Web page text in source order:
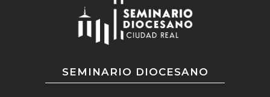
SEMINARIO DIOCESANO